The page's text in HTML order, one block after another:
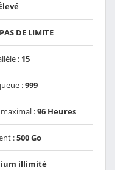
PAS DE LIMITE
: 15
:999
:96 Heures
:500 Go
illimité